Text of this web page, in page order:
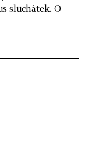
sluchátek. O